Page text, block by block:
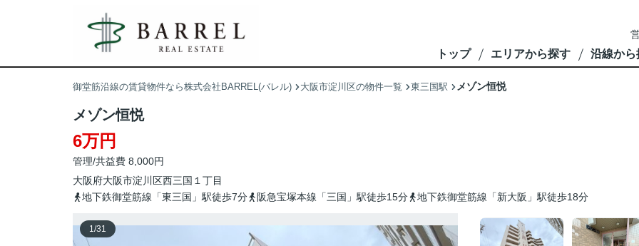
トップ エリアから探す 沿線から
御堂筋沿線の賃貸物件なら株式会社BARREL(バレル) 大阪市淀川区の物件一覧 東三国駅 メゾン恒悦
メゾン恒悦
6万円
管理/共益費 8,000円
大阪府大阪市淀川区西三国 １丁目
地下鉄御堂筋線「東三国」駅徒歩7分
阪急宝塚本線「三国」駅徒歩15分 地下鉄御堂筋線「新大阪」駅徒歩18分
1/31